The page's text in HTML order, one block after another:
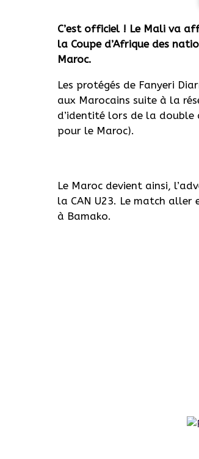
C’est officiel ! Le Mali va
la Coupe d’Afrique des
Maroc.
Les protégés de Fanyeri
aux Marocains suite à la
d’identité lors de la
pour le Maroc).
Le Maroc devient ainsi,
la CAN U23. Le match aller
à Bamako.